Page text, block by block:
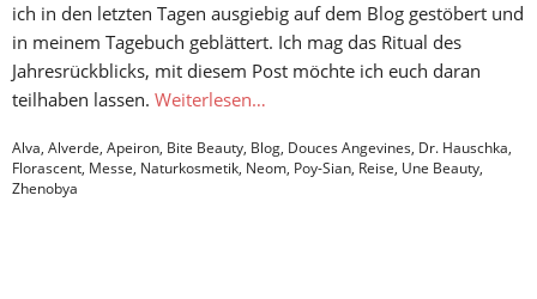
ich in den letzten Tagen ausgiebig auf dem Blog gestöbert und
in meinem Tagebuch geblättert. Ich mag das Ritual des
Jahresrückblicks, mit diesem Post möchte ich euch daran
teilhaben lassen. Weiterlesen…
Alva, Alverde, Apeiron, Bite Beauty, Blog, Douces Angevines, Dr. Hauschka,
Florascent, Messe, Naturkosmetik, Neom, Poy-Sian, Reise, Une Beauty,
Zhenobya